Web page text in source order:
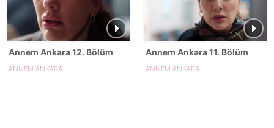
Annem Ankara 12. Bölüm
ANNEM ANKARA
Annem Ankara 11. Bölüm
ANNEM ANKARA